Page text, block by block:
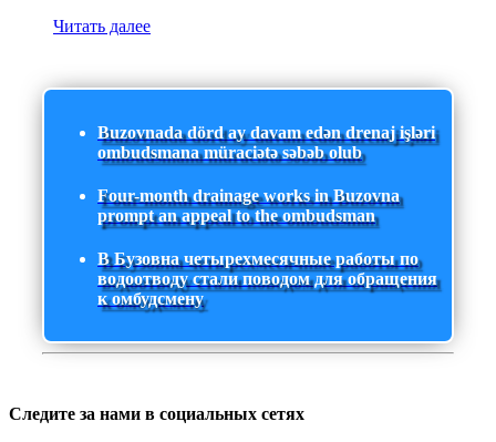
Читать далее
Buzovnada dörd ay davam edən drenaj işləri
ombudsmana müraciətə səbəb olub
Four-month drainage works in Buzovna
prompt an appeal to the ombudsman
В Бузовна четырехмесячные работы по
водоотводу стали поводом для обращения
к омбудсмену
Следите за нами в социальных сетях